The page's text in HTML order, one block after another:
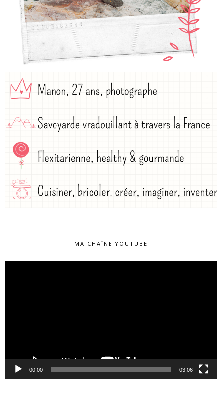
MA CHAÎNE YOUTUBE
Lecteur
00:00 03:06